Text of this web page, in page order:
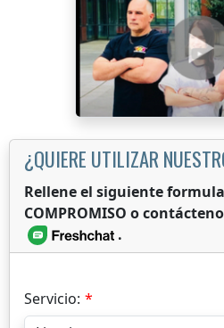
¿QUIERE UTILIZAR
Rellene el siguiente
COMPROMISO o
.
Servicio: